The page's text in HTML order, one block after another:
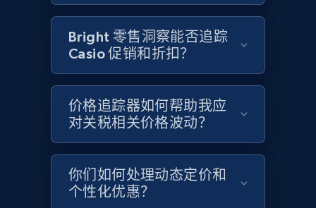
more.
199+ 立即开始
Home Depot US
URL, Domain, Country code, Model number,
Sku, Product id, Product name, Manufacturer,
and more.
Bright 零售洞察能否追踪
Casio 促销和折扣？
价格追踪器如何帮助我应
对关税相关价格波动？
你们如何处理动态定价和
个性化优惠？